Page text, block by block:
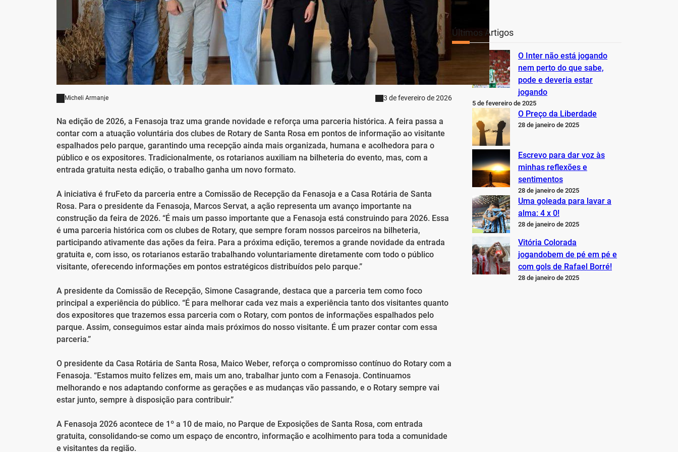
Micheli Armanje 3 de fevereiro de 2026
Na edição de 2026, a Fenasoja traz uma grande novidade e reforça uma parceria histórica. A feira passa a
contar com a atuação voluntária dos clubes de Rotary de Santa Rosa em pontos de informação ao visitante
espalhados pelo parque, garantindo uma recepção ainda mais organizada, humana e acolhedora para o
público e os expositores. Tradicionalmente, os rotarianos auxiliam na bilheteria do evento, mas, com a
entrada gratuita nesta edição, o trabalho ganha um novo formato.
A iniciativa é fruFeto da parceria entre a Comissão de Recepção da Fenasoja e a Casa Rotária de Santa
Rosa. Para o presidente da Fenasoja, Marcos Servat, a ação representa um avanço importante na
construção da feira de 2026. “É mais um passo importante que a Fenasoja está construindo para 2026. Essa
é uma parceria histórica com os clubes de Rotary, que sempre foram nossos parceiros na bilheteria,
participando ativamente das ações da feira. Para a próxima edição, teremos a grande novidade da entrada
gratuita e, com isso, os rotarianos estarão trabalhando voluntariamente diretamente com todo o público
visitante, oferecendo informações em pontos estratégicos distribuídos pelo parque.”
A presidente da Comissão de Recepção, Simone Casagrande, destaca que a parceria tem como foco
principal a experiência do público. “É para melhorar cada vez mais a experiência tanto dos visitantes quanto
dos expositores que trazemos essa parceria com o Rotary, com pontos de informações espalhados pelo
parque. Assim, conseguimos estar ainda mais próximos do nosso visitante. É um prazer contar com essa
parceria.”
O presidente da Casa Rotária de Santa Rosa, Maico Weber, reforça o compromisso contínuo do Rotary com a
Fenasoja. “Estamos muito felizes em, mais um ano, trabalhar junto com a Fenasoja. Continuamos
melhorando e nos adaptando conforme as gerações e as mudanças vão passando, e o Rotary sempre vai
estar junto, sempre à disposição para contribuir.”
A Fenasoja 2026 acontece de 1º a 10 de maio, no Parque de Exposições de Santa Rosa, com entrada
gratuita, consolidando-se como um espaço de encontro, informação e acolhimento para toda a comunidade
e visitantes da região.
Últimos Artigos
O Inter não está jogando
nem perto do que sabe,
pode e deveria estar
jogando
5 de fevereiro de 2025
O Preço da Liberdade
28 de janeiro de 2025
Escrevo para dar voz às
minhas reflexões e
sentimentos
28 de janeiro de 2025
Uma goleada para lavar a
alma: 4 x 0!
28 de janeiro de 2025
Vitória Colorada
jogandobem de pé em pé e
com gols de Rafael Borré!
28 de janeiro de 2025